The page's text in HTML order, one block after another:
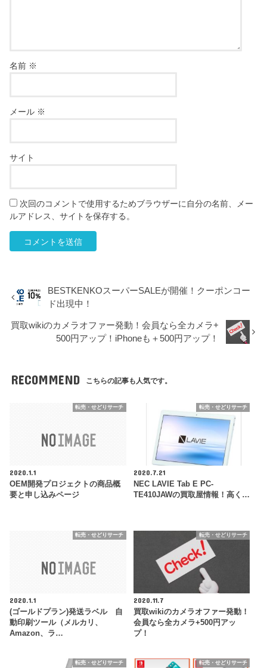
名前 ※
メール ※
サイト
次回のコメントで使用するためブラウザーに自分の名前、メー
ルアドレス、サイトを保存する。
BESTKENKOスーパーSALEが開催！クーポンコー
ド出現中！
買取wikiのカメラオファー発動！会員なら全カメラ+
500円アップ！iPhoneも＋500円アップ！
RECOMMEND こちらの記事も人気です。
転売・せどりサーチ
2020.1.1
OEM開発プロジェクトの商品概
要と申し込みページ
転売・せどりサーチ
2020.7.21
NEC LAVIE Tab E PC-
TE410JAWの買取屋情報！高く…
転売・せどりサーチ
2020.1.1
(ゴールドプラン)発送ラベル 自
動印刷ツール（メルカリ、
Amazon、ラ…
転売・せどりサーチ
2020.11.7
買取wikiのカメラオファー発動！
会員なら全カメラ+500円アッ
プ！
転売・せどりサーチ 転売・せどりサーチ